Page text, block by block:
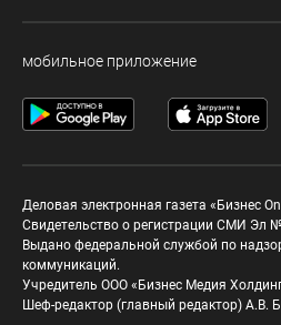
мобильное приложение
Деловая электронная газета «Бизнес
Свидетельство о регистрации СМИ Эл
Выдано федеральной службой по
коммуникаций.
Учредитель ООО «Бизнес Медия
Шеф-редактор (главный редактор) А.В.